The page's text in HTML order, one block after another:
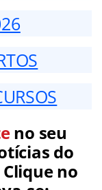
no seu
do
no